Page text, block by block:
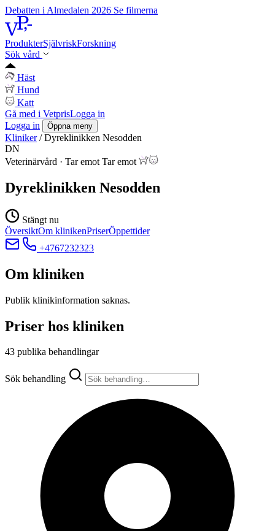
Debatten i Almedalen 2026 Se filmerna
ProdukterSjälvriskForskning
Sök vård
Häst
Hund
Katt
Gå med i VetprisLogga in
Logga in
Öppna meny
Kliniker / Dyreklinikken Nesodden
DN
Veterinärvård · Tar emot Tar emot
Dyreklinikken Nesodden
Stängt nu
ÖversiktOm klinikenPriserÖppettider
+4767232323
Om kliniken
Publik klinikinformation saknas.
Priser hos kliniken
43 publika behandlingar
Sök behandling